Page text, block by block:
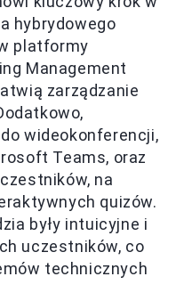
hybrydowego
platformy
Management
zarządzanie
wideokonferencji,
Teams, oraz
na
quizów.
były intuicyjne i
uczestników, co
technicznych